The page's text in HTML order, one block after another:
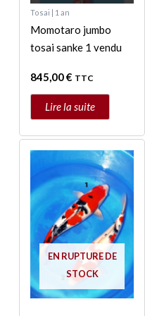
Tosai | 1 an
Momotaro jumbo
tosai sanke 1 vendu
845,00€ TTC
Lire la suite
EN RUPTURE DE
STOCK
produit
plusieurs
variations.
options
être